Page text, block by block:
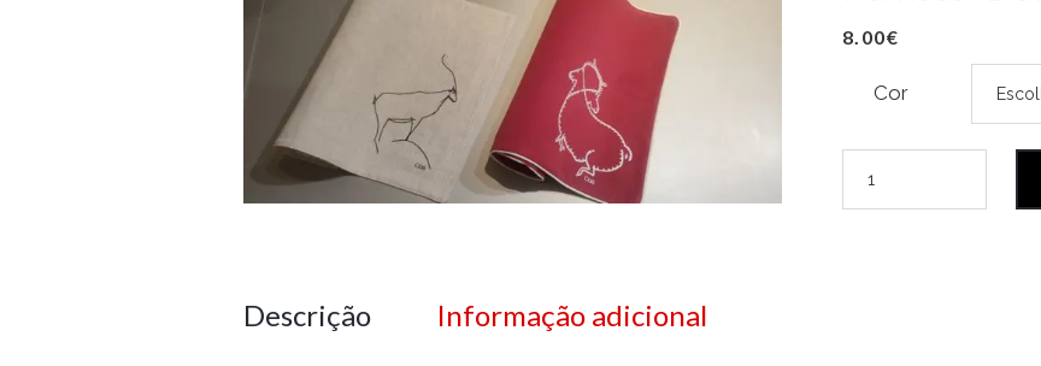
8.00€
Cor
Descrição Informação adicional